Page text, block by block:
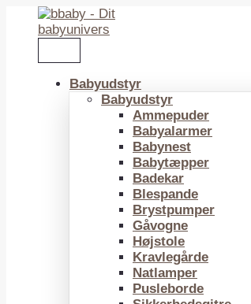
Babyudstyr
Babyudstyr
Ammepuder
Babyalarmer
Babynest
Babytæpper
Badekar
Blespande
Brystpumper
Gåvogne
Højstole
Kravlegårde
Natlamper
Pusleborde